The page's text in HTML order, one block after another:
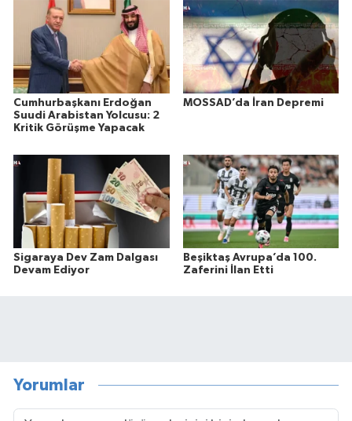
Cumhurbaşkanı Erdoğan
Suudi Arabistan Yolcusu: 2
Kritik Görüşme Yapacak
MOSSAD’da İran Depremi
Sigaraya Dev Zam Dalgası
Devam Ediyor
Beşiktaş Avrupa’da 100.
Zaferini İlan Etti
Yorumlar